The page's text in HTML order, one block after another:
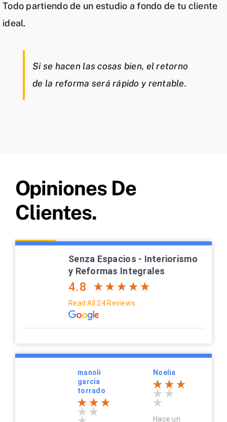
Todo partiendo de un estudio a fondo de tu cliente
ideal.
Si se hacen las cosas bien, el retorno
de la reforma será rápido y rentable.
Opiniones De
Clientes.
Senza Espacios - Interiorismo
y Reformas Integrales
4.8
Read All 24 Reviews
manoli
garcia
torrado
Noelia
Hace un